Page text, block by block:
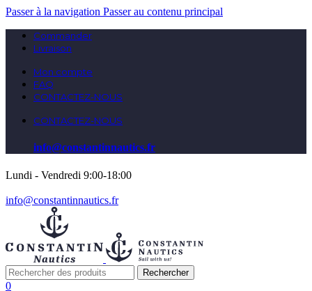
Passer à la navigation Passer au contenu principal
Commander
Livraison
Mon compte
FAQ
CONTACTEZ-NOUS
CONTACTEZ-NOUS
info@constantinnautics.fr
Lundi - Vendredi 9:00-18:00
info@constantinnautics.fr
Rechercher
0